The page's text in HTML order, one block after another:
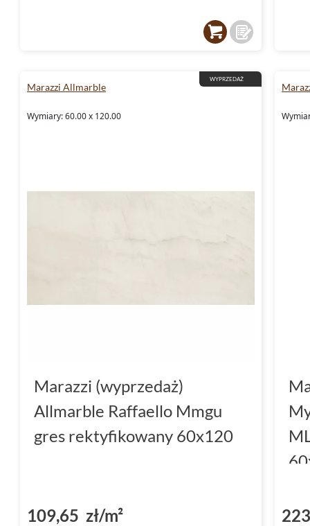
WYPRZEDAŻ
Marazzi Allmarble
Wymiary: 60.00 x 120.00
Marazzi (wyprzedaż)
Allmarble Raffaello Mmgu
gres rektyfikowany 60x120
109,65 zł/m²